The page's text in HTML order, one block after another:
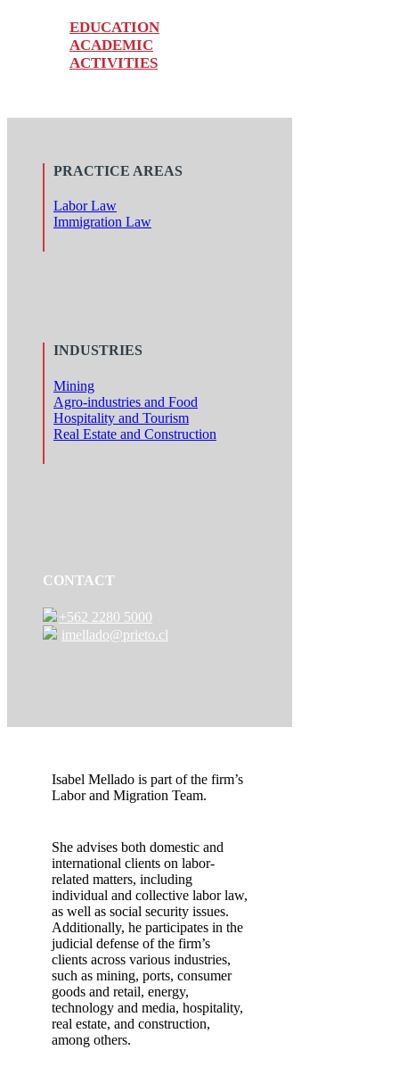
EDUCATION
ACADEMIC
ACTIVITIES
PRACTICE AREAS
Labor Law
Immigration Law
INDUSTRIES
Mining
Agro-industries and Food
Hospitality and Tourism
Real Estate and Construction
CONTACT
+562 2280 5000
imellado@prieto.cl
Isabel Mellado is part of the firm’s
Labor and Migration Team.
She advises both domestic and
international clients on labor-
related matters, including
individual and collective labor law,
as well as social security issues.
Additionally, he participates in the
judicial defense of the firm’s
clients across various industries,
such as mining, ports, consumer
goods and retail, energy,
technology and media, hospitality,
real estate, and construction,
among others.